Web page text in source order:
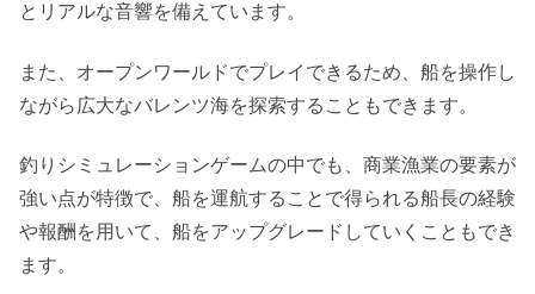
とリアルな音響を備えています。
また、オープンワールドでプレイできるため、船を操作し
ながら広大なバレンツ海を探索することもできます。
釣りシミュレーションゲームの中でも、商業漁業の要素が
強い点が特徴で、船を運航することで得られる船長の経験
や報酬を用いて、船をアップグレードしていくこともでき
ます。